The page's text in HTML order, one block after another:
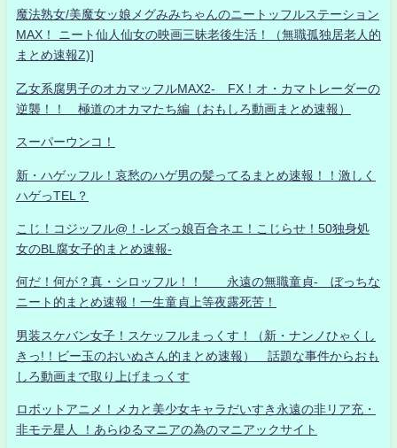
魔法熟女/美魔女ッ娘メグみみちゃんのニートッフルステーション
MAX！ ニート仙人仙女の映画三昧老後生活！（無職孤独居老人的
まとめ速報Z)]
乙女系腐男子のオカマッフルMAX2- FX！オ・カマトレーダーの
逆襲！！ 極道のオカマたち編（おもしろ動画まとめ速報）
スーパーウンコ！
新・ハゲッフル！哀愁のハゲ男の髪ってるまとめ速報！！激しく
ハゲっTEL？
こじ！コジッフル@！-レズっ娘百合ネエ！こじらせ！50独身処
女のBL腐女子的まとめ速報-
何だ！何が？真・シロッフル！！ 永遠の無職童貞- ぼっちな
ニート的まとめ速報！一生童貞上等夜露死苦！
男装スケバン女子！スケッフルまっくす！（新・ナンノひゃくし
きっ!！ビー玉のおいぬさん的まとめ速報） 話題な事件からおも
しろ動画まで取り上げまっくす
ロボットアニメ！メカと美少女キャラだいすき永遠の非リア充・
非モテ星人 ！あらゆるマニアの為のマニアックサイト